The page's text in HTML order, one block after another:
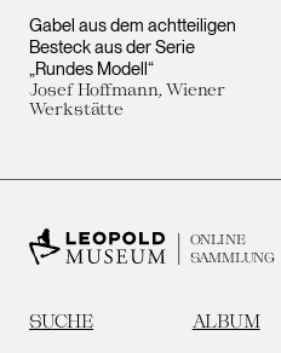
Gabel aus dem achtteiligen
Besteck aus der Serie
„Rundes Modell“
Josef Hoffmann, Wiener
Werkstätte
ONLINE
SAMMLUNG
SUCHE ALBUM